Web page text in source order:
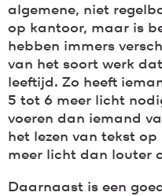
algemene, niet
op kantoor, maar is
hebben immers
van het soort werk
leeftijd. Zo heeft
5 tot 6 meer licht
voeren dan iemand
het lezen van tekst
meer licht dan louter
Daarnaast is een